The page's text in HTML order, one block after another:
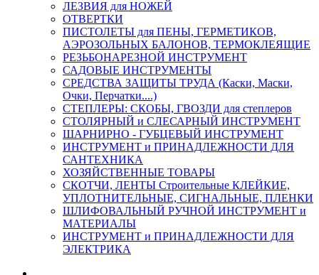
ЛЕЗВИЯ для НОЖЕЙ
ОТВЕРТКИ
ПИСТОЛЕТЫ для ПЕНЫ, ГЕРМЕТИКОВ,
АЭРОЗОЛЬНЫХ БАЛОНОВ, ТЕРМОКЛЕЯЩИЕ
РЕЗЬБОНАРЕЗНОЙ ИНСТРУМЕНТ
САДОВЫЕ ИНСТРУМЕНТЫ
СРЕДСТВА ЗАЩИТЫ ТРУДА (Каски, Маски,
Очки, Перчатки....)
СТЕПЛЕРЫ: СКОБЫ, ГВОЗДИ для степлеров
СТОЛЯРНЫЙ и СЛЕСАРНЫЙ ИНСТРУМЕНТ
ШАРНИРНО - ГУБЦЕВЫЙ ИНСТРУМЕНТ
ИНСТРУМЕНТ и ПРИНАДЛЕЖНОСТИ ДЛЯ
САНТЕХНИКА
ХОЗЯЙСТВЕННЫЕ ТОВАРЫ
СКОТЧИ, ЛЕНТЫ Строительные КЛЕЙКИЕ,
УПЛОТНИТЕЛЬНЫЕ, СИГНАЛЬНЫЕ, ПЛЕНКИ
ШЛИФОВАЛЬНЫЙ РУЧНОЙ ИНСТРУМЕНТ и
МАТЕРИАЛЫ
ИНСТРУМЕНТ и ПРИНАДЛЕЖНОСТИ ДЛЯ
ЭЛЕКТРИКА